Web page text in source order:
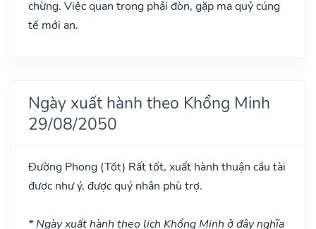
chừng. Việc quan trọng phải đòn, gặp ma quỷ cúng
tế mới an.
Ngày xuất hành theo Khổng Minh
29/08/2050
Đường Phong (Tốt) Rất tốt, xuất hành thuận cầu tài
được như ý, được quý nhân phù trợ.
* Ngày xuất hành theo lịch Khổng Minh ở đây nghĩa